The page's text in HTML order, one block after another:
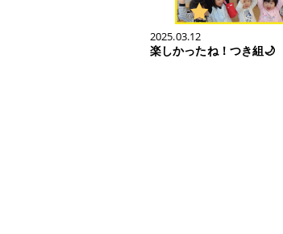
2025.03.12
楽しかったね！つき組🌙